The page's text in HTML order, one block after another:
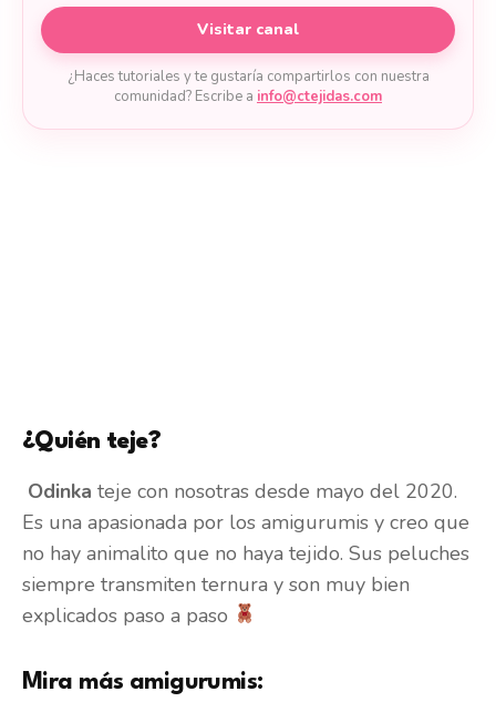
Visitar canal
¿Haces tutoriales y te gustaría compartirlos con nuestra
comunidad? Escribe a info@ctejidas.com
¿Quién teje?
Odinka teje con nosotras desde mayo del 2020.
Es una apasionada por los amigurumis y creo que
no hay animalito que no haya tejido. Sus peluches
siempre transmiten ternura y son muy bien
explicados paso a paso
Mira más amigurumis: